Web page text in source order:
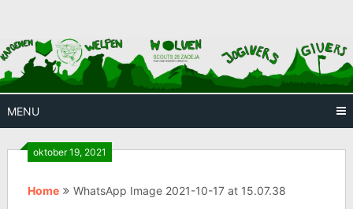
content
Scouts
28
Zaoeja
MENU
oktober 19, 2021
Home WhatsApp Image 2021-10-17 at 15.07.38